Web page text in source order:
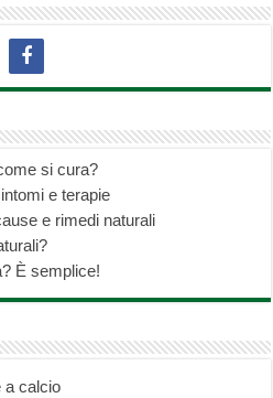
si cura?
e terapie
e rimedi naturali
È semplice!
a calcio